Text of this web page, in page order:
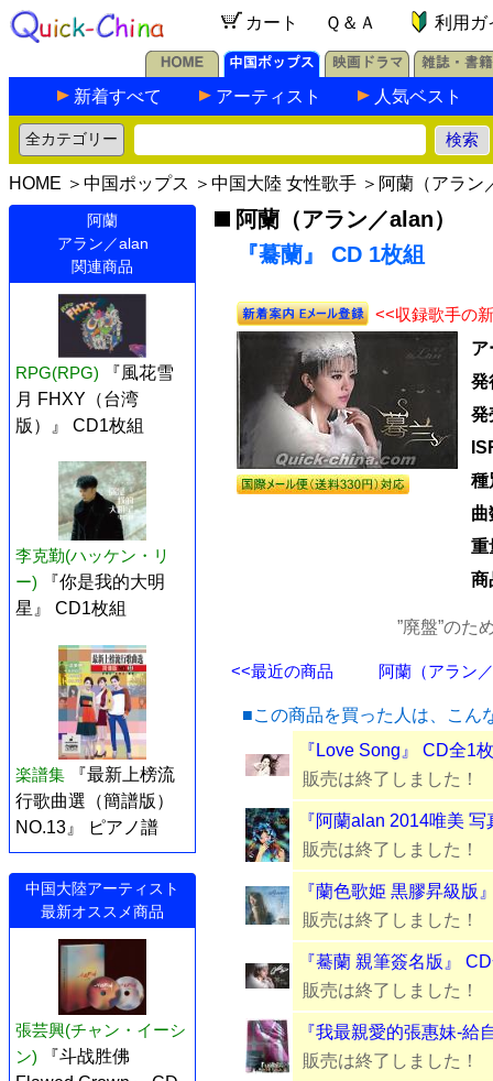
カート Ｑ＆Ａ 利用ガ
新着すべて アーティスト 人気ベスト
HOME ＞ 中国ポップス ＞ 中国大陸 女性歌手 ＞ 阿蘭（アラン
阿蘭
アラン／alan
関連商品
RPG(RPG)
『風花雪
月 FHXY（台湾
版）』 CD1枚組
李克勤(ハッケン・リ
ー)
『你是我的大明
星』 CD1枚組
楽譜集
『最新上榜流
行歌曲選（簡譜版）
NO.13』 ピアノ譜
中国大陸アーティスト
最新オススメ商品
張芸興(チャン・イーシ
ン)
『斗战胜佛
阿蘭（アラン／alan）
『驀蘭』 CD 1枚組
<<収録歌手の
ア
発
発
種
曲
重
商
”廃盤”のた
<<最近の商品 阿蘭（アラン
■この商品を買った人は、こん
『Love Song』 CD全1
販売は終了しました！
『阿蘭alan 2014唯美
販売は終了しました！
『蘭色歌姫 黒膠昇級版
販売は終了しました！
『驀蘭 親筆簽名版』
販売は終了しました！
『我最親愛的張惠妹-給
販売は終了しました！